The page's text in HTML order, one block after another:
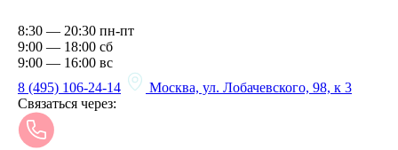
8:30 — 20:30 пн-пт
9:00 — 18:00 сб
9:00 — 16:00 вс
8 (495) 106-24-14
Москва, ул. Лобачевского, 98, к 3
Связаться через: